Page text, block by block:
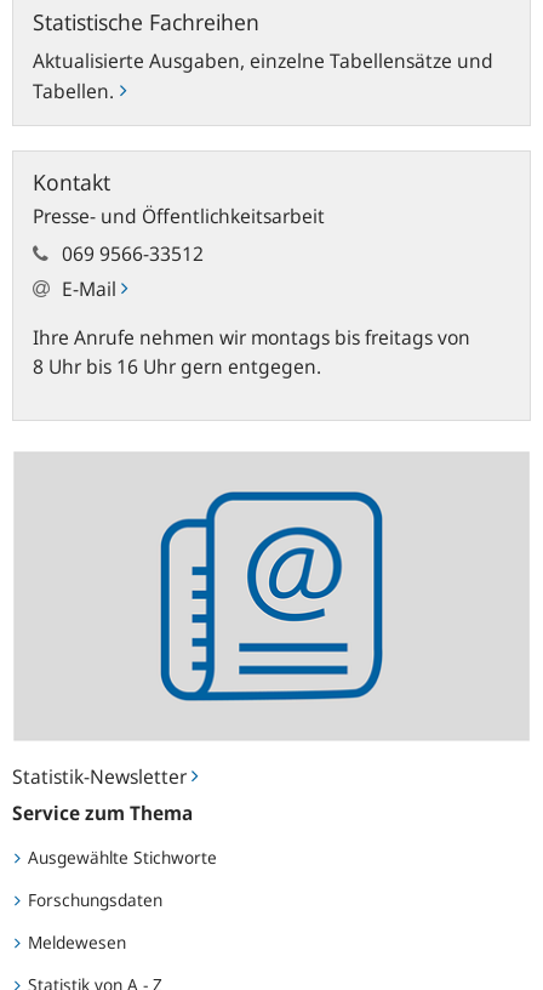
Statistik-Newsletter
Service zum Thema
Ausgewählte Stichworte
Forschungsdaten
Meldewesen
Statistik von A - Z
Statistische Fachreihen
Aktualisierte Ausgaben, einzelne Tabellensätze und
Tabellen.
Kontakt
Presse- und Öffentlichkeitsarbeit
069 9566-33512
E-Mail
Ihre Anrufe nehmen wir montags bis freitags von
8 Uhr bis 16 Uhr gern entgegen.